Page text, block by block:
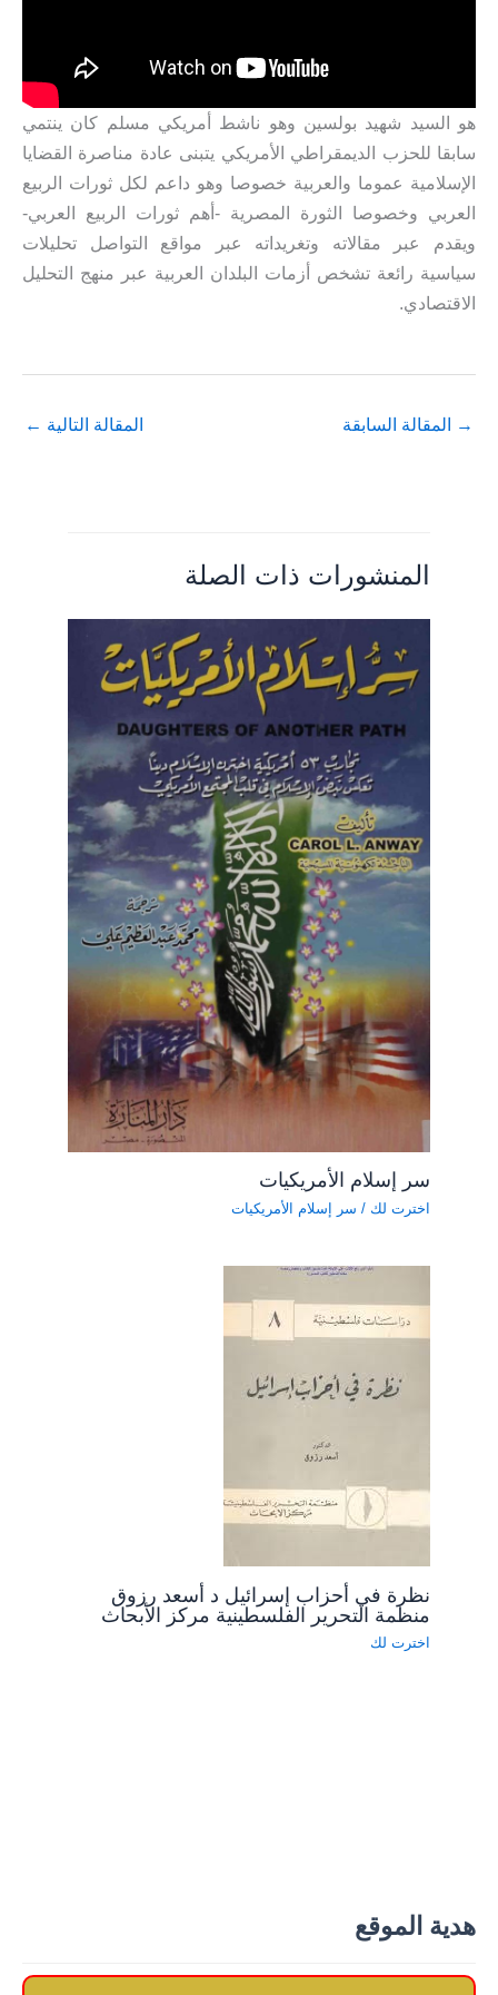
هدية الموقع
هو السيد شهيد بولسين وهو ناشط أمريكي مسلم كان ينتمي
سابقا للحزب الديمقراطي الأمريكي يتبنى عادة مناصرة القضايا
الإسلامية عموما والعربية خصوصا وهو داعم لكل ثورات الربيع
العربي وخصوصا الثورة المصرية -أهم ثورات الربيع العربي-
ويقدم عبر مقالاته وتغريداته عبر مواقع التواصل تحليلات
سياسية رائعة تشخص أزمات البلدان العربية عبر منهج التحليل
الاقتصادي.
→ المقالة السابقة المقالة التالية ←
المنشورات ذات الصلة
سر إسلام الأمريكيات
اخترت لك / سر إسلام الأمريكيات
نظرة في أحزاب إسرائيل د أسعد رزوق
منظمة التحرير الفلسطينية مركز الأبحاث
اخترت لك